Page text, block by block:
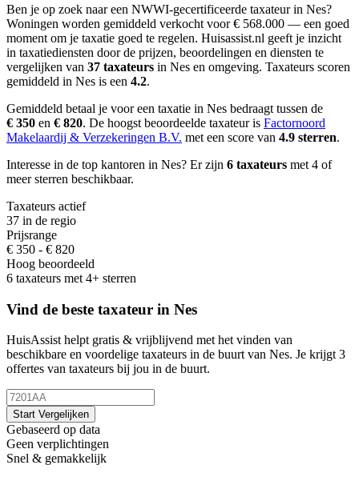
Ben je op zoek naar een NWWI-gecertificeerde taxateur in Nes?
Woningen worden gemiddeld verkocht voor € 568.000 — een goed
moment om je taxatie goed te regelen. Huisassist.nl geeft je inzicht
in taxatiediensten door de prijzen, beoordelingen en diensten te
vergelijken van 37 taxateurs in Nes en omgeving. Taxateurs scoren
gemiddeld in Nes is een 4.2.
Gemiddeld betaal je voor een taxatie in Nes bedraagt tussen de
€ 350 en € 820. De hoogst beoordeelde taxateur is Factornoord
Makelaardij & Verzekeringen B.V. met een score van 4.9 sterren.
Interesse in de top kantoren in Nes? Er zijn 6 taxateurs met 4 of
meer sterren beschikbaar.
Taxateurs actief
37 in de regio
Prijsrange
€ 350 - € 820
Hoog beoordeeld
6 taxateurs met 4+ sterren
Vind de beste taxateur in Nes
HuisAssist helpt gratis & vrijblijvend met het vinden van
beschikbare en voordelige taxateurs in de buurt van Nes. Je krijgt 3
offertes van taxateurs bij jou in de buurt.
Start Vergelijken
Gebaseerd op data
Geen verplichtingen
Snel & gemakkelijk